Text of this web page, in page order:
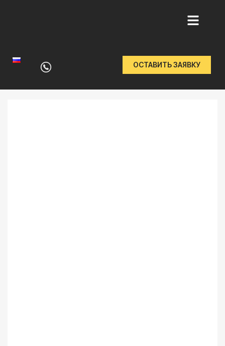
содержимому
ОСТАВИТЬ ЗАЯВКУ